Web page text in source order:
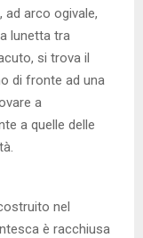
ad arco ogivale,
lunetta tra
si trova il
di fronte ad una
a
a quelle delle
nel
è racchiusa